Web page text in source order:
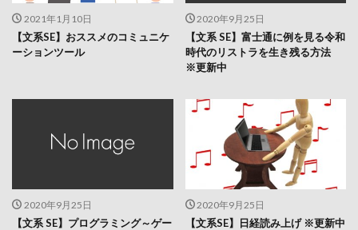
2021年1月10日
【文系SE】おススメのコミュニケ
ーションツール
2020年9月25日
【文系 SE】富士通に例を見る令和
時代のリストラを生き残る方法
※更新中
2020年9月25日
【文系 SE】プログラミング～ゲー
2020年9月25日
【文系SE】日経読み上げ ※更新中